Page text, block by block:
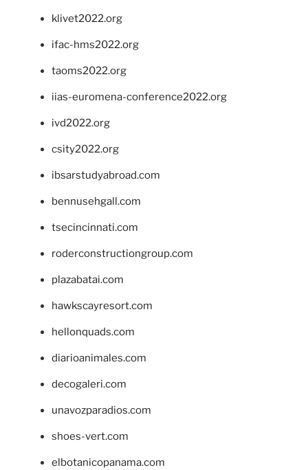
klivet2022.org
ifac-hms2022.org
taoms2022.org
iias-euromena-conference2022.org
ivd2022.org
csity2022.org
ibsarstudyabroad.com
bennusehgall.com
tsecincinnati.com
roderconstructiongroup.com
plazabatai.com
hawkscayresort.com
hellonquads.com
diarioanimales.com
decogaleri.com
unavozparadios.com
shoes-vert.com
elbotanicopanama.com